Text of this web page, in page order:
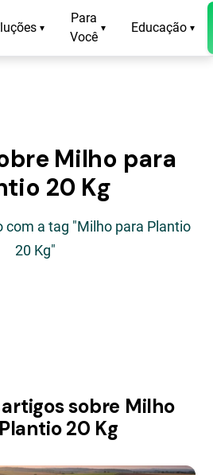
▾
Para
Você
▾ Educação ▾
Milho para
20 Kg
com a tag "Milho para Plantio
20 Kg"
sobre Milho
20 Kg